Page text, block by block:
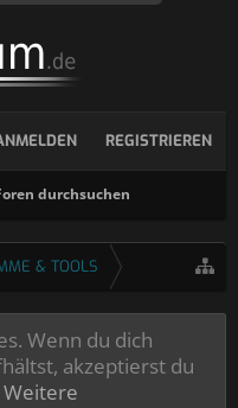
durchsuchen
REGISTRIEREN
& TOOLS
Wenn du dich
akzeptierst du
Weitere